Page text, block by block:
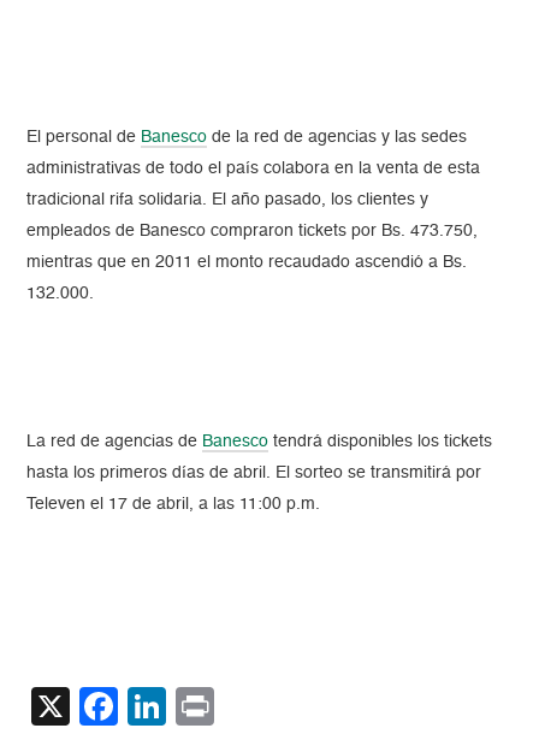
El personal de Banesco de la red de agencias y las sedes
administrativas de todo el país colabora en la venta de esta
tradicional rifa solidaria. El año pasado, los clientes y
empleados de Banesco compraron tickets por Bs. 473.750,
mientras que en 2011 el monto recaudado ascendió a Bs.
132.000.
La red de agencias de Banesco tendrá disponibles los tickets
hasta los primeros días de abril. El sorteo se transmitirá por
Televen el 17 de abril, a las 11:00 p.m.
X Facebook
LinkedIn